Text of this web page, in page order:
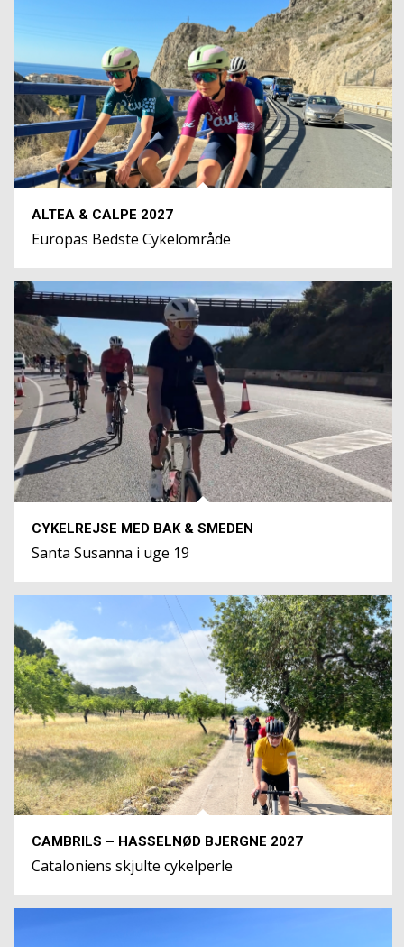
ALTEA & CALPE 2027
Europas Bedste Cykelområde
CYKELREJSE MED BAK & SMEDEN
Santa Susanna i uge 19
CAMBRILS – HASSELNØD BJERGNE 2027
Cataloniens skjulte cykelperle